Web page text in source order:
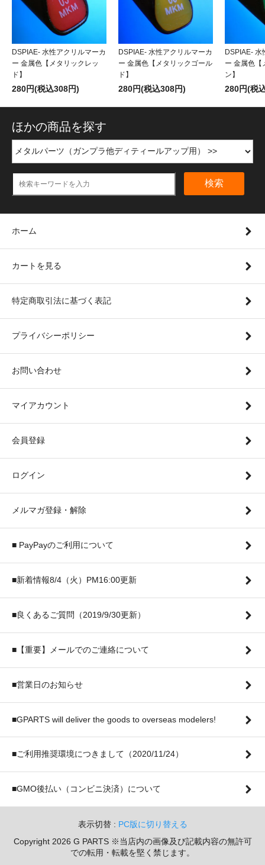
DSPIAE- 水性アクリルマーカ
ー 金属色【メタリックレッ
ド】
280円(税込308円)
DSPIAE- 水性アクリルマーカ
ー 金属色【メタリックゴール
ド】
280円(税込308円)
DSPIAE- 水
ー 金属色【
ン】
280円(税
ほかの商品を探す
検索
ホーム
カートを見る
特定商取引法に基づく表記
プライバシーポリシー
お問い合わせ
マイアカウント
会員登録
ログイン
メルマガ登録・解除
■ PayPayのご利用について
■新着情報8/4（火）PM16:00更新
■良くあるご質問（2019/9/30更新）
■【重要】メールでのご連絡について
■営業日のお知らせ
■GPARTS will deliver the goods to overseas modelers!
■ご利用推奨環境につきまして（2020/11/24）
■GMO後払い（コンビニ決済）について
表示切替 : PC版に切り替える
Copyright 2026 G PARTS ※当店内の画像及び記載内容の無許可
での転用・転載を堅く禁じます。